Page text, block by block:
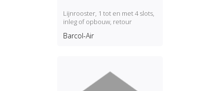
Lijnrooster, 1 tot en met 4 slots,
inleg of opbouw, retour
Barcol-Air